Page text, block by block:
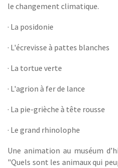
le changement climatique.
· La posidonie
· L'écrevisse à pattes blanches
· La tortue verte
· L'agrion à fer de lance
· La pie-grièche à tête rousse
· Le grand rhinolophe
Une animation au muséum
"Quels sont les animaux qui